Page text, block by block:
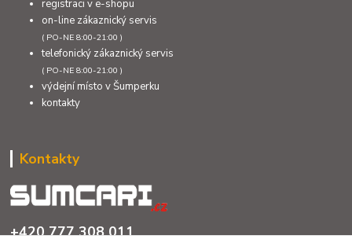
registraci v e-shopu
on-line zákaznický servis
( PO-NE 8:00-21:00 )
telefonický zákaznický servis
( PO-NE 8:00-21:00 )
výdejní místo v Šumperku
kontakty
Kontakty
+420 777 308 011